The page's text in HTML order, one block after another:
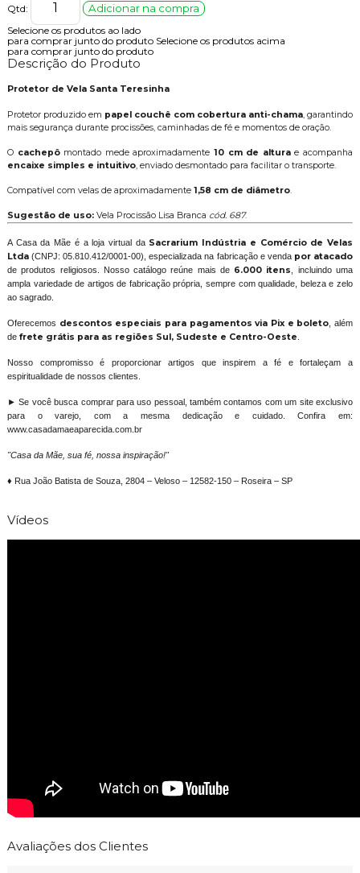
Qtd:
Adicionar na compra
Selecione os produtos ao lado
para comprar junto do produto Selecione os produtos acima
para comprar junto do produto
Descrição do Produto
Protetor de Vela Santa Teresinha
Protetor produzido em papel couchê com cobertura anti-chama, garantindo
mais segurança durante procissões, caminhadas de fé e momentos de oração.
O cachepômontado mede aproximadamente 10 cm de alturae acompanha
encaixe simples e intuitivo, enviado desmontado para facilitar o transporte.
Compatível com velas de aproximadamente 1,58 cm de diâmetro.
Sugestão de uso:Vela Procissão Lisa Branca cód. 687.
A Casa da Mãe é a loja virtual daSacrarium Indústria e Comércio de Velas
Ltda(CNPJ: 05.810.412/0001-00), especializada na fabricação e venda por atacado
de produtos religiosos. Nosso catálogo reúne mais de 6.000 itens, incluindo uma
ampla variedade de artigos de fabricação própria, sempre com qualidade, beleza e zelo
ao sagrado.
Oferecemos descontos especiais para pagamentos via Pix e boleto, além
de frete grátis para as regiões Sul, Sudeste e Centro-Oeste.
Nosso compromisso é proporcionar artigos que inspirem a fé e fortaleçam a
espiritualidade de nossos clientes.
► Se você busca comprar para uso pessoal, também contamos com um site exclusivo
para o varejo, com a mesma dedicação e cuidado. Confira em:
www.casadamaeaparecida.com.br
"Casa da Mãe, sua fé, nossa inspiração!"
♦ Rua João Batista de Souza, 2804 – Veloso – 12582-150 – Roseira – SP
Vídeos
Avaliações dos Clientes